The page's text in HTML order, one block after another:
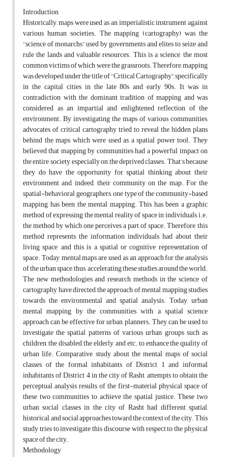
Introduction
Historically, maps were used as an imperialistic instrument against
various human societies. The mapping (cartography) was the
“science of monarchs” used by governments and elites to seize and
rule the lands and valuable resources. This is a science, the most
common victims of which were the grassroots. Therefore, mapping
was developed under the title of “Critical Cartography”, specifically
in the capital cities in the late 80s and early 90s. It was in
contradiction with the dominant tradition of mapping and was
considered as an impartial and enlightened reflection of the
environment. By investigating the maps of various communities,
advocates of critical cartography tried to reveal the hidden plans
behind the maps which were used as a spatial power tool. They
believed that mapping by communities had a powerful impact on
the entire society, especially on the deprived classes. That’s because
they do have the opportunity for spatial thinking about their
environment and, indeed, their community on the map. For the
spatial-behavioral geographers, one type of the community-based
mapping has been the mental mapping. This has been a graphic
method of expressing the mental reality of space in individuals, i.e.
the method by which one perceives a part of space. Therefore, this
method represents the information individuals had about their
living space, and this is a spatial or cognitive representation of
space. Today, mental maps are used as an approach for the analysis
of the urban space, thus, accelerating these studies around the world.
The new methodologies and research methods in the science of
cartography have directed the approach of mental mapping studies
towards the environmental and spatial analysis. Today, urban
mental mapping by the communities with a spatial science
approach can be effective for urban planners. They can be used to
investigate the spatial patterns of various urban groups such as
children, the disabled, the elderly, and etc. to enhance the quality of
urban life. Comparative study about the mental maps of social
classes of the formal inhabitants of District 1 and informal
inhabitants of District 4 in the city of Rasht, attempts to obtain the
perceptual analysis results of the first-material physical space of
these two communities to achieve the spatial justice. These two
urban social classes in the city of Rasht had different spatial,
historical, and social approaches toward the context of the city. This
study tries to investigate this discourse with respect to the physical
space of the city.
Methodology